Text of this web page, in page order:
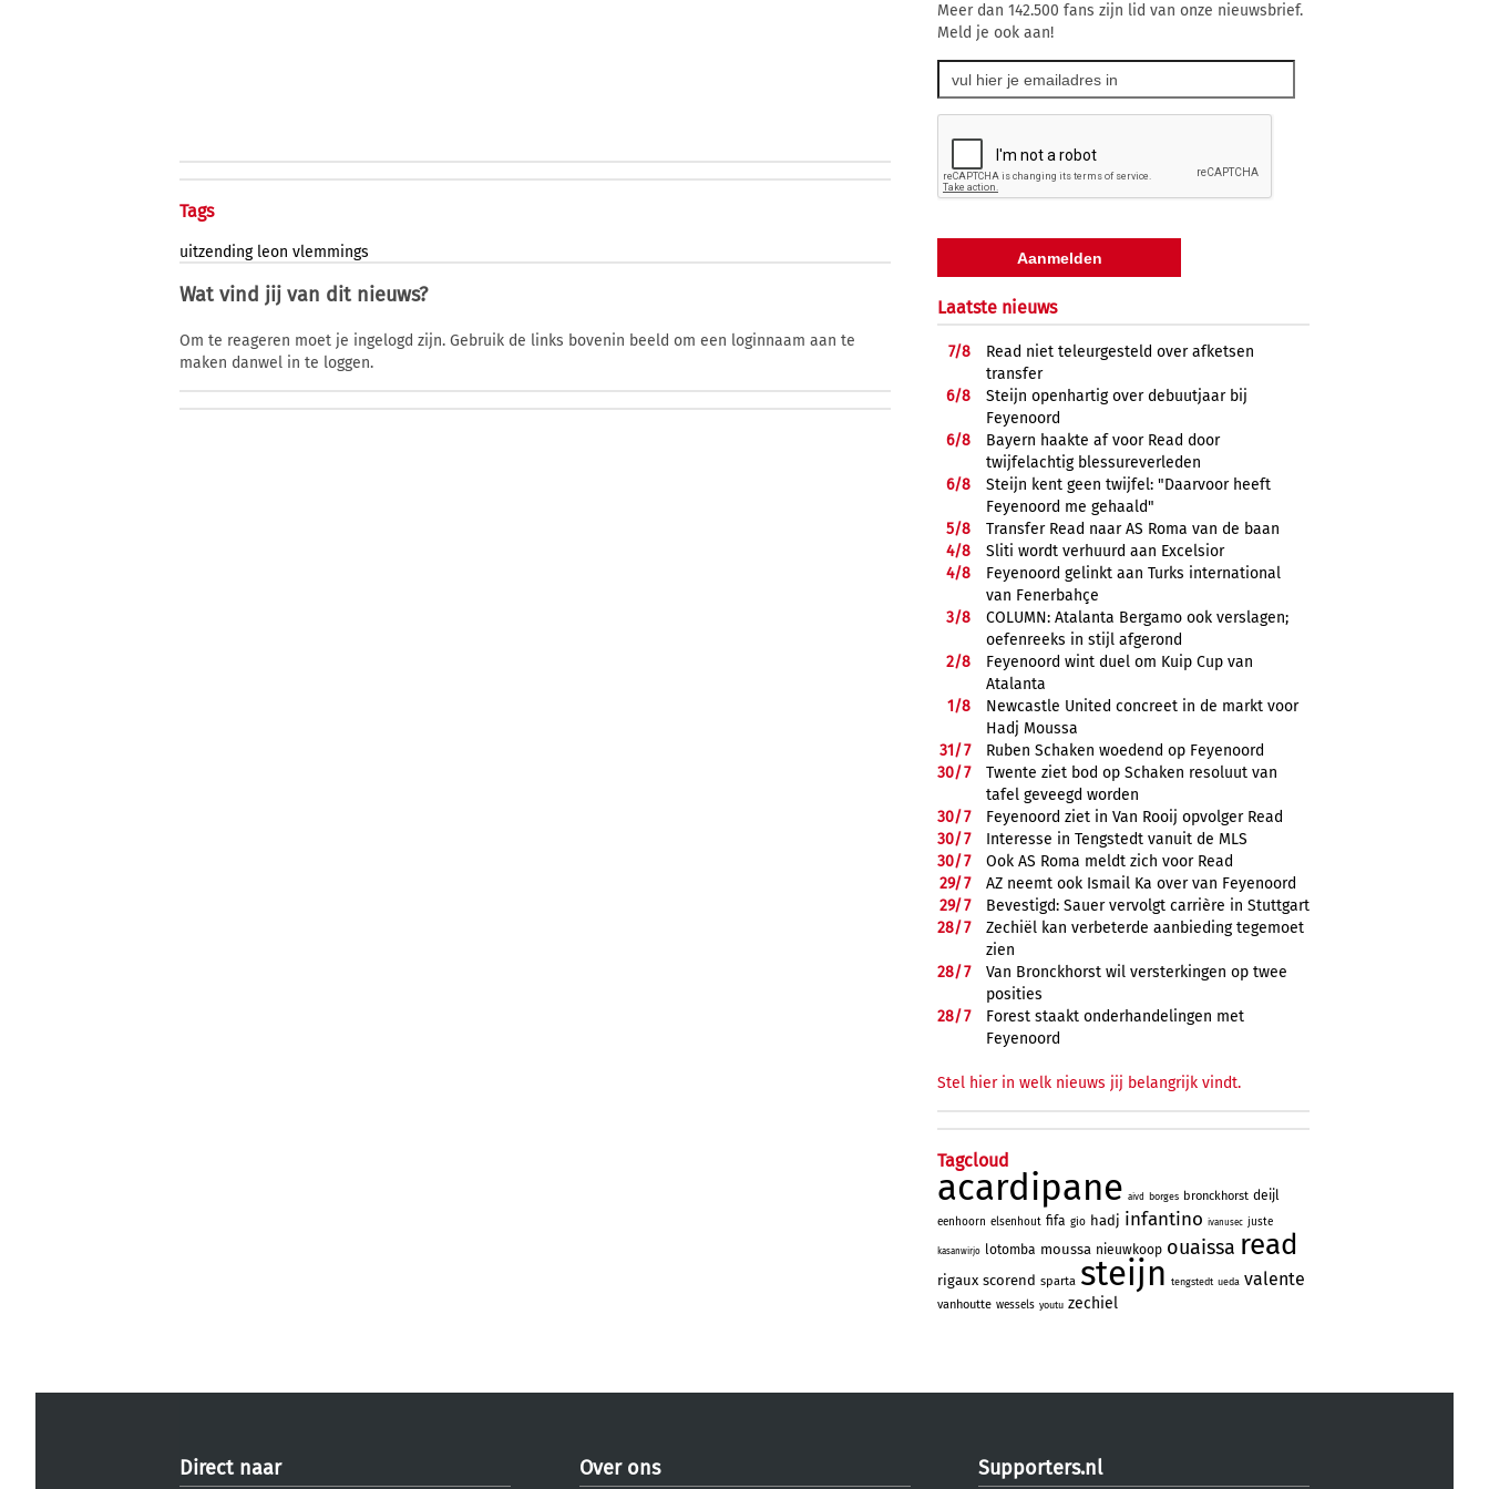
Tags
uitzending leon vlemmings
Wat vind jij van dit nieuws?
Om te reageren moet je ingelogd zijn. Gebruik de links bovenin beeld om een loginnaam aan te
maken danwel in te loggen.
Meer dan 142.500 fans zijn lid van onze nieuwsbrief.
Meld je ook aan!
Laatste nieuws
7/8
Read niet teleurgesteld over afketsen
transfer
6/8
Steijn openhartig over debuutjaar bij
Feyenoord
6/8
Bayern haakte af voor Read door
twijfelachtig blessureverleden
6/8
Steijn kent geen twijfel: "Daarvoor heeft
Feyenoord me gehaald"
5/8
Transfer Read naar AS Roma van de baan
4/8
Sliti wordt verhuurd aan Excelsior
4/8
Feyenoord gelinkt aan Turks international
van Fenerbahçe
3/8
COLUMN: Atalanta Bergamo ook verslagen;
oefenreeks in stijl afgerond
2/8
Feyenoord wint duel om Kuip Cup van
Atalanta
1/8
Newcastle United concreet in de markt voor
Hadj Moussa
31/7
Ruben Schaken woedend op Feyenoord
30/7
Twente ziet bod op Schaken resoluut van
tafel geveegd worden
30/7
Feyenoord ziet in Van Rooij opvolger Read
30/7
Interesse in Tengstedt vanuit de MLS
30/7
Ook AS Roma meldt zich voor Read
29/7
AZ neemt ook Ismail Ka over van Feyenoord
29/7
Bevestigd: Sauer vervolgt carrière in Stuttgart
28/7
Zechiël kan verbeterde aanbieding tegemoet
zien
28/7
Van Bronckhorst wil versterkingen op twee
posities
28/7
Forest staakt onderhandelingen met
Feyenoord
Stel hier in welk nieuws jij belangrijk vindt.
Tagcloud
acardipane aivd borges bronckhorst deijl
eenhoorn elsenhout fifa gio hadj infantino ivanusec juste
kasanwirjo lotomba moussa nieuwkoop ouaissa read
rigaux scorend sparta steijn tengstedt ueda valente
vanhoutte wessels youtu zechiel
Direct naar Over ons Supporters.nl